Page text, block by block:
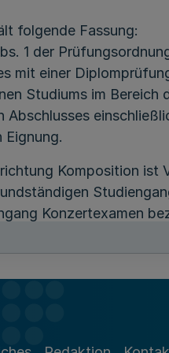
folgende Fassung:
1 der
mit einer
Studiums im Bereich
Abschlusses
Eignung.
Komposition ist
Konzertexamen
mit dem Antrag
Abschluss an einer